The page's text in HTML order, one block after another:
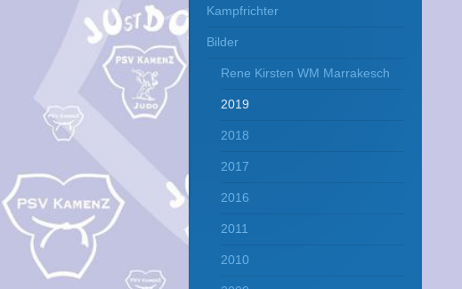
Kampfrichter
Bilder
Rene Kirsten WM Marrakesch
2019
2018
2017
2016
2011
2010